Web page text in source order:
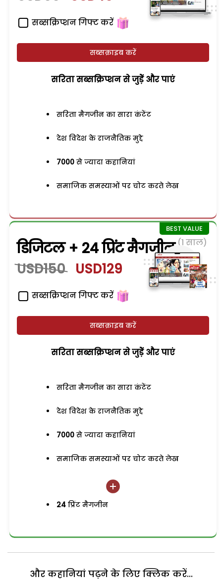
सब्सक्रिप्शन गिफ्ट करें
सब्सक्राइब करें
सरिता सब्सक्रिप्शन से जुड़ेें और पाएं
सरिता मैगजीन का सारा कंटेंट
देश विदेश के राजनैतिक मुद्दे
7000 से ज्यादा कहानियां
समाजिक समस्याओं पर चोट करते लेख
डिजिटल + 24 प्रिंट मैगजीन (1 साल)
USD150 USD129
सब्सक्रिप्शन गिफ्ट करें
सब्सक्राइब करें
सरिता सब्सक्रिप्शन से जुड़ेें और पाएं
सरिता मैगजीन का सारा कंटेंट
देश विदेश के राजनैतिक मुद्दे
7000 से ज्यादा कहानियां
समाजिक समस्याओं पर चोट करते लेख
24 प्रिंट मैगजीन
और कहानियां पढ़ने के लिए क्लिक करें...